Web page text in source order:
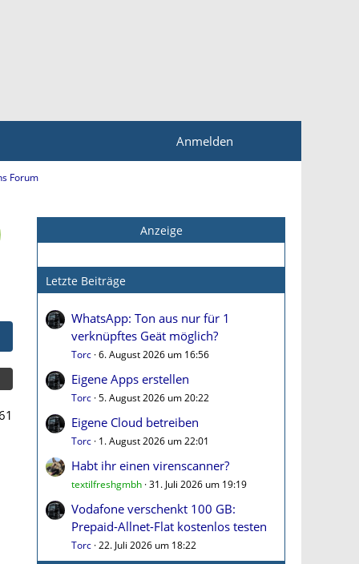
Anmelden
Forum
Anzeige
Letzte Beiträge
WhatsApp: Ton aus nur für 1
verknüpftes Geät möglich?
Torc 6. August 2026 um 16:56
Eigene Apps erstellen
Torc 5. August 2026 um 20:22
Eigene Cloud betreiben
Torc 1. August 2026 um 22:01
Habt ihr einen virenscanner?
textilfreshgmbh 31. Juli 2026 um 19:19
Vodafone verschenkt 100 GB:
Prepaid-Allnet-Flat kostenlos testen
Torc 22. Juli 2026 um 18:22